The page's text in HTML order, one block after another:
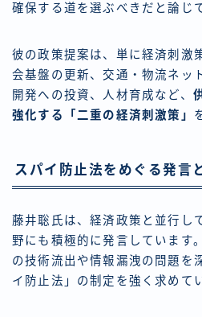
確保する道を選ぶべきだと論じ
彼の政策提案は、単に経済刺激
会基盤の更新、交通・物流ネッ
開発への投資、人材育成など、
強化する「二重の経済刺激策」
スパイ防止法をめぐる発言
藤井聡氏は、経済政策と並行し
野にも積極的に発言しています
の技術流出や情報漏洩の問題を
イ防止法」の制定を強く求めて